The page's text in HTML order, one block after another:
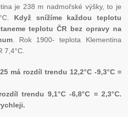
je 238 m nadmořské výšky, to je
Když snížíme každou teplotu
teplotu ČR bez opravy na
. Rok 1900- teplota Klementina
7,4°C.
má rozdíl trendu 12,2°C -9,3°C =
trendu 9,1°C -6,8°C = 2,3°C.